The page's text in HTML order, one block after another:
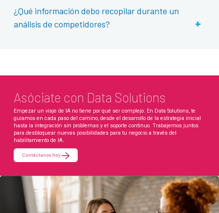
¿Qué información debo recopilar durante un
análisis de competidores?
+
Asóciate con Data Solutions
Empezar un viaje de IA no tiene por qué ser complejo. En Data Solutions, te
guiamos en cada paso del camino, desde el desarrollo de la estrategia inicial
hasta la integración sin problemas y el soporte continuo. Trabajemos juntos
para desbloquear nuevas posibilidades para tu negocio a través del
habilitamiento de IA.
Contáctanos hoy